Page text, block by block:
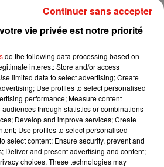
Mon élève m’a demandé si elle
avec elle en classe parce qu'elle
et ne voulait pas en rater un
, a continué Ramata Sissoko Cisse,
photo à sa fille qui l'a partagée sur
modèle (...). Je suis bénie d'avoir
qui aime le monde, autant que ses
la jeune fille. Un bel exemple qu'on
vie privée est notre priorité
do the following data processing based on
interest: Store and/or access
limited data to select advertising; Create
Use profiles to select personalised
performance; Measure content
through statistics or combinations
Develop and improve services; Create
Use profiles to select personalised
select content; Ensure security, prevent and
Deliver and present advertising and content;
choices. These technologies may
Continuer sans accepter